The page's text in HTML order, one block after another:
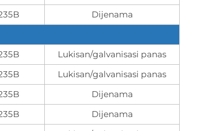
Dijenama
Lukisan/galvanisasi panas
Lukisan/galvanisasi panas
Dijenama
Dijenama